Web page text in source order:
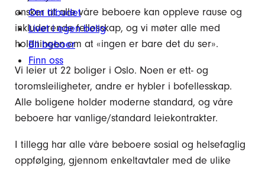
Om tilbudet
Livet i egen bolig
Bli beboer
Finn oss
ønsker at alle våre beboere kan oppleve rause og
inkluderende fellesskap, og vi møter alle med
holdningen om at «ingen er bare det du ser».
Vi leier ut 22 boliger i Oslo. Noen er ett- og
toromsleiligheter, andre er hybler i bofellesskap.
Alle boligene holder moderne standard, og våre
beboere har vanlige/standard leiekontrakter.
I tillegg har alle våre beboere sosial og helsefaglig
oppfølging, gjennom enkeltavtaler med de ulike